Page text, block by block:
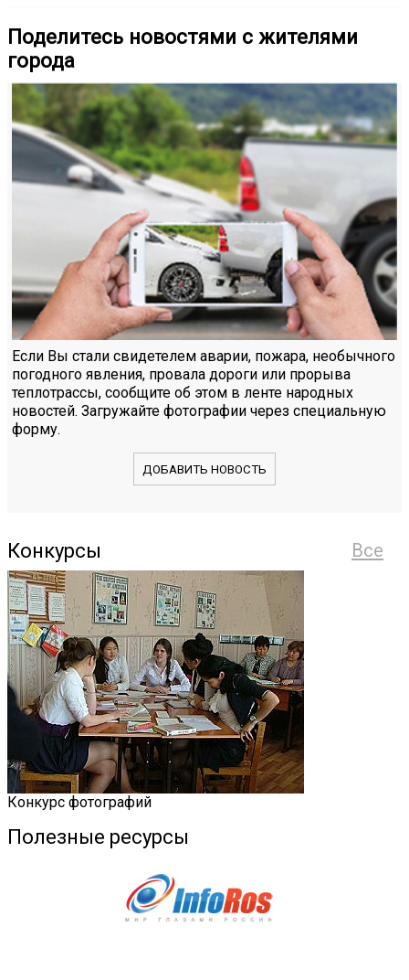
Поделитесь новостями с жителями
города
Если Вы стали свидетелем аварии, пожара, необычного
погодного явления, провала дороги или прорыва
теплотрассы, сообщите об этом в ленте народных
новостей. Загружайте фотографии через специальную
форму.
ДОБАВИТЬ НОВОСТЬ
Все
Конкурсы
Конкурс фотографий
Полезные ресурсы